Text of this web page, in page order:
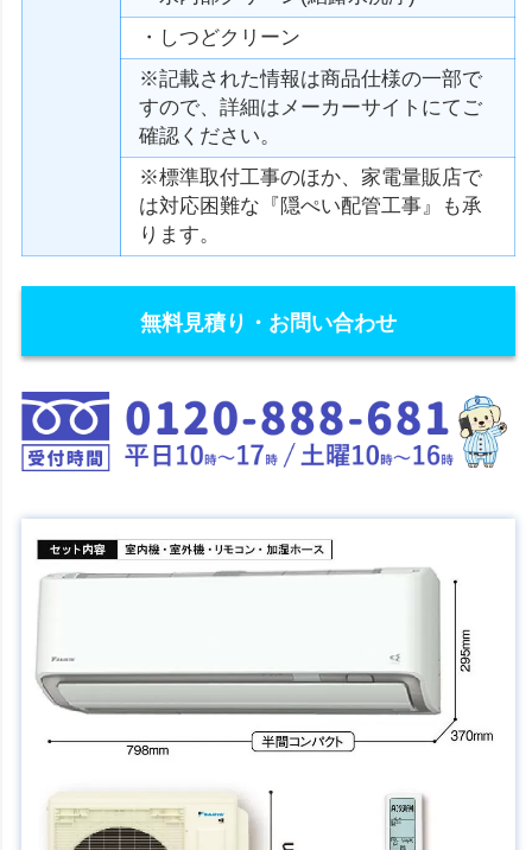
・しつどクリーン
※記載された情報は商品仕様の一部で
すので、詳細はメーカーサイトにてご
確認ください。
※標準取付工事のほか、家電量販店で
は対応困難な『隠ぺい配管工事』も承
ります。
無料見積り・お問い合わせ